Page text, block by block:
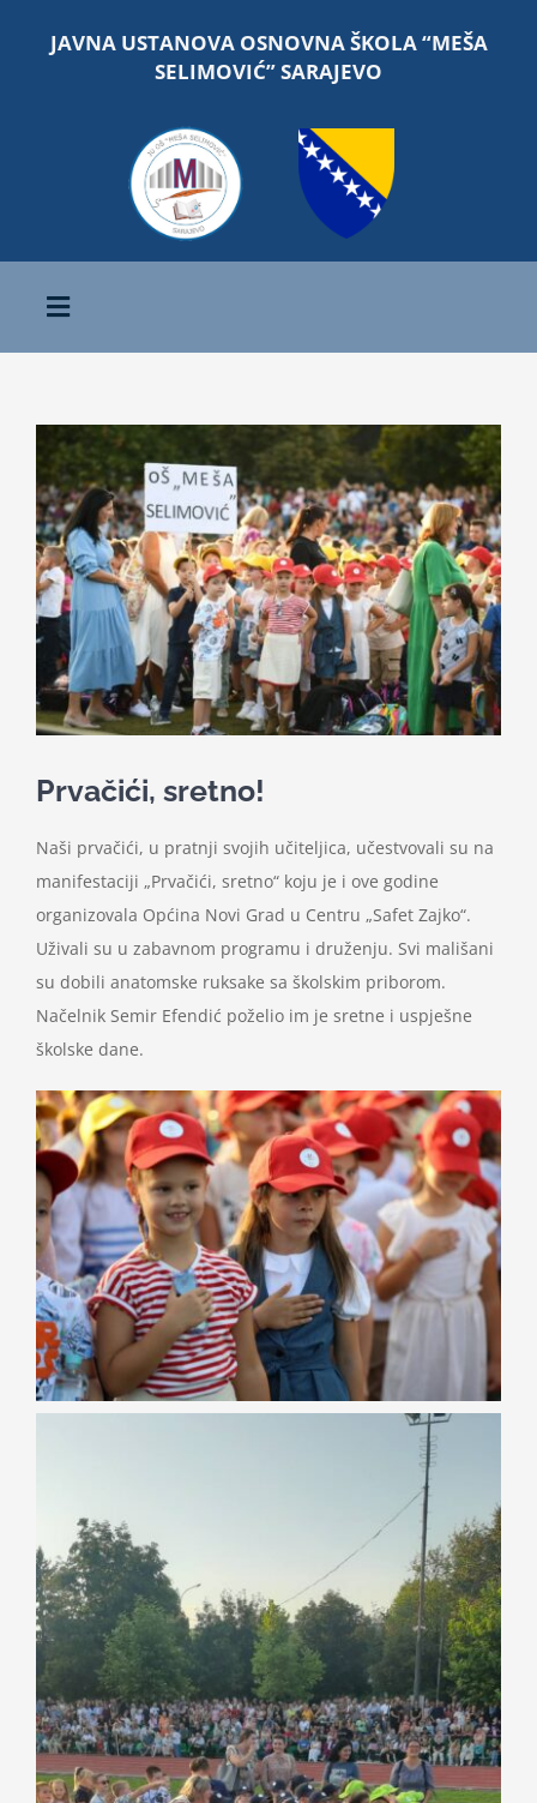
JAVNA USTANOVA OSNOVNA ŠKOLA “MEŠA
SELIMOVIĆ” SARAJEVO
Toggle
Navigation
O školi
Nastava
Učenici
Školske vijesti
Obavještenja
Vijeće roditelja
Kontakt
View
Larger
Image
Prvačići, sretno!
Naši prvačići, u pratnji svojih učiteljica, učestvovali su na
manifestaciji „Prvačići, sretno“ koju je i ove godine
organizovala Općina Novi Grad u Centru „Safet Zajko“.
Uživali su u zabavnom programu i druženju. Svi mališani
su dobili anatomske ruksake sa školskim priborom.
Načelnik Semir Efendić poželio im je sretne i uspješne
školske dane.